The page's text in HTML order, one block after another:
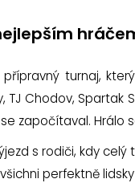
turnaj,
TJ Chodov,
započítaval. Hrálo
s rodiči, kdy
perfektně